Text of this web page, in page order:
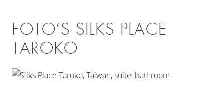
FOTO’S SILKS PLACE
TAROKO